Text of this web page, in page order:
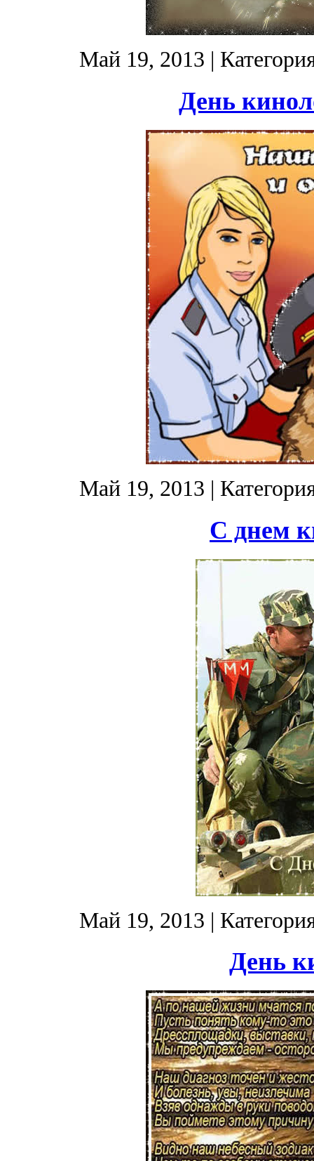
Май 19, 2013 |
День
Май 19, 2013 |
С днем
Май 19, 2013 |
День